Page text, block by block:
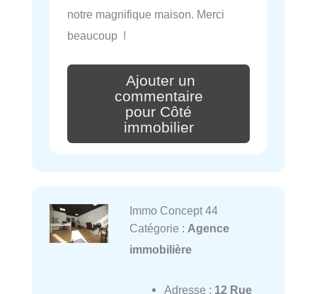
notre magnifique maison. Merci
beaucoup !
Ajouter un
commentaire
pour Côté
immobilier
Immo Concept 44
Catégorie : Agence
immobilière
Adresse : 12 Rue